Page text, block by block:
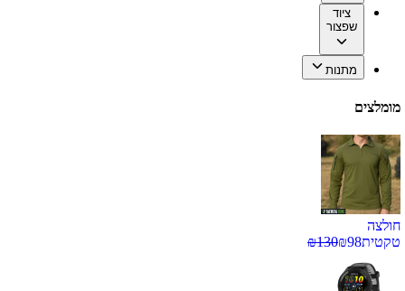
ציוד
שפצור
מתנות
מומלצים
חולצה
טקטית
₪98
₪130